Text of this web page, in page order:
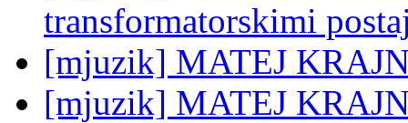
transformatorskimi
[mjuzik] MATEJ
[mjuzik] MATEJ